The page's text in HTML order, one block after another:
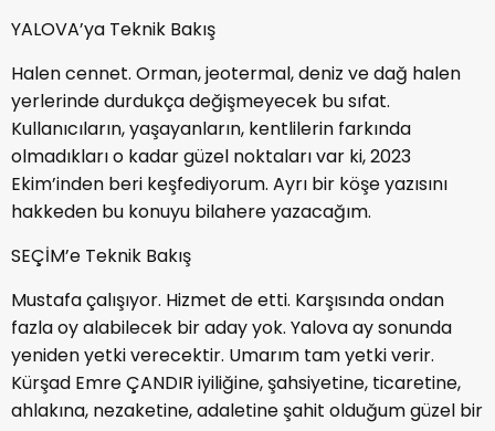
YALOVA’ya Teknik Bakış
Halen cennet. Orman, jeotermal, deniz ve dağ halen
yerlerinde durdukça değişmeyecek bu sıfat.
Kullanıcıların, yaşayanların, kentlilerin farkında
olmadıkları o kadar güzel noktaları var ki, 2023
Ekim’inden beri keşfediyorum. Ayrı bir köşe yazısını
hakkeden bu konuyu bilahere yazacağım.
SEÇİM’e Teknik Bakış
Mustafa çalışıyor. Hizmet de etti. Karşısında ondan
fazla oy alabilecek bir aday yok. Yalova ay sonunda
yeniden yetki verecektir. Umarım tam yetki verir.
Kürşad Emre ÇANDIR iyiliğine, şahsiyetine, ticaretine,
ahlakına, nezaketine, adaletine şahit olduğum güzel bir